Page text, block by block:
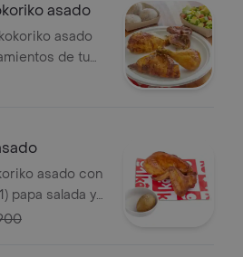
asado
asado
de tu
400 ml y 1
asado con
papa salada y 1